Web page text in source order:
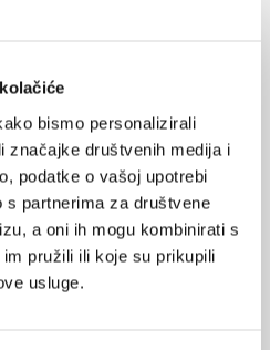
bismo personalizirali
značajke društvenih medija i
podatke o vašoj upotrebi
s partnerima za društvene
a oni ih mogu kombinirati s
pružili ili koje su prikupili
usluge.
na antiretrovirusne
infekcije HIV-om u